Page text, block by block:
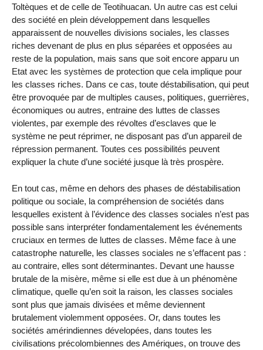
Toltèques et de celle de Teotihuacan. Un autre cas est celui
des société en plein développement dans lesquelles
apparaissent de nouvelles divisions sociales, les classes
riches devenant de plus en plus séparées et opposées au
reste de la population, mais sans que soit encore apparu un
Etat avec les systèmes de protection que cela implique pour
les classes riches. Dans ce cas, toute déstabilisation, qui peut
être provoquée par de multiples causes, politiques, guerrières,
économiques ou autres, entraine des luttes de classes
violentes, par exemple des révoltes d’esclaves que le
système ne peut réprimer, ne disposant pas d’un appareil de
répression permanent. Toutes ces possibilités peuvent
expliquer la chute d’une société jusque là très prospère.
En tout cas, même en dehors des phases de déstabilisation
politique ou sociale, la compréhension de sociétés dans
lesquelles existent à l’évidence des classes sociales n’est pas
possible sans interpréter fondamentalement les événements
cruciaux en termes de luttes de classes. Même face à une
catastrophe naturelle, les classes sociales ne s’effacent pas :
au contraire, elles sont déterminantes. Devant une hausse
brutale de la misère, même si elle est due à un phénomène
climatique, quelle qu’en soit la raison, les classes sociales
sont plus que jamais divisées et même deviennent
brutalement violemment opposées. Or, dans toutes les
sociétés amérindiennes dévelopées, dans toutes les
civilisations précolombiennes des Amériques, on trouve des